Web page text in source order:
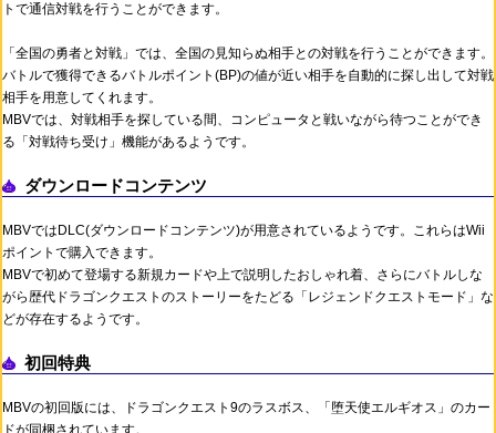
トで通信対戦を行うことができます。
「全国の勇者と対戦」では、全国の見知らぬ相手との対戦を行うことができます。
バトルで獲得できるバトルポイント(BP)の値が近い相手を自動的に探し出して対戦
相手を用意してくれます。
MBVでは、対戦相手を探している間、コンピュータと戦いながら待つことができ
る「対戦待ち受け」機能があるようです。
ダウンロードコンテンツ
MBVではDLC(ダウンロードコンテンツ)が用意されているようです。これらはWii
ポイントで購入できます。
MBVで初めて登場する新規カードや上で説明したおしゃれ着、さらにバトルしな
がら歴代ドラゴンクエストのストーリーをたどる「レジェンドクエストモード」な
どが存在するようです。
初回特典
MBVの初回版には、ドラゴンクエスト9のラスボス、「堕天使エルギオス」のカー
ドが同梱されています。